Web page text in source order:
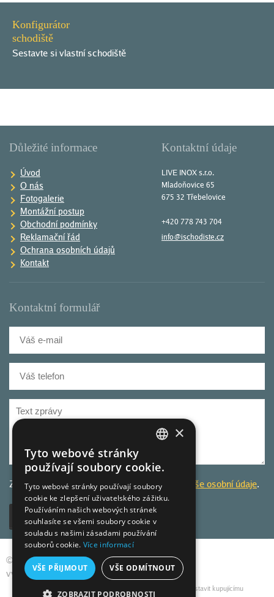
Konfigurátor
schodiště
Sestavte si vlastní schodiště
Důležité informace
Úvod
O nás
Fotogalerie
Montážní postup
Obchodní podmínky
Reklamační řád
Ochrana osobních údajů
Kontakt
Kontaktní formulář
Za účelem odbavení dotazuzpracováváme Vaše osobní údaje.
Kontaktní údaje
LIVE INOX s.r.o.
Mladoňovice 65
675 32 Třebelovice
+420 778 743 704
info@ischodiste.cz
© 2013-2026 Live Home s.r.o., všechna práva
vyhrazena
Podle zákona o evidenci tržeb je prodávající povinen vystavit kupujícímu
CZECH
×
Tyto webové stránky
používají soubory cookie.
Tyto webové stránky používají soubory
cookie ke zlepšení uživatelského zážitku.
Používáním našich webových stránek
souhlasíte se všemi soubory cookie v
souladu s našimi zásadami používání
souborů cookie. Více informací
VŠE PŘIJMOUT VŠE ODMÍTNOUT
ZOBRAZIT PODROBNOSTI